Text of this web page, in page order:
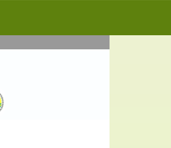
en œuvre en par DURRELL - Projet